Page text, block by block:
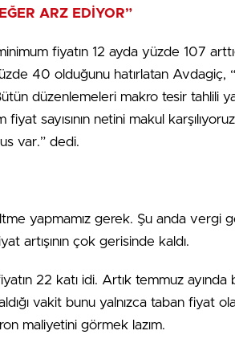
ARZ EDİYOR”
fiyatın 12 ayda yüzde 107
40 olduğunu hatırlatan Avdagiç,
düzenlemeleri makro tesir tahlili
sayısının netini makul
var.” dedi.
yapmamız gerek. Şu anda vergi
artışının çok gerisinde kaldı.
22 katı idi. Artık temmuz ayında
vakit bunu yalnızca taban fiyat
maliyetini görmek lazım.